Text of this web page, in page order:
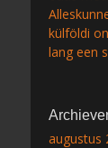
külföldi
lang een
augustus